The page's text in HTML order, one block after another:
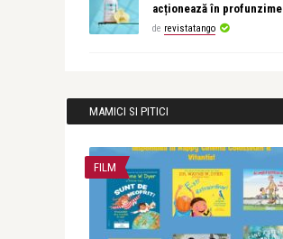
acționează în profunzime
de revistatango
MAMICI SI PITICI
FILM